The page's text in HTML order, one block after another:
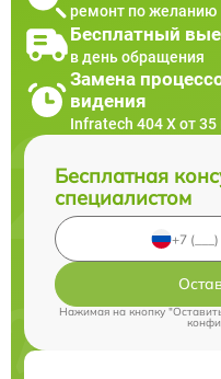
ремонт по желанию
Бесплатный
в день обращения
Замена
видения
Infratech 404 Х от
Бесплатная
специалистом
Нажимая на кнопку